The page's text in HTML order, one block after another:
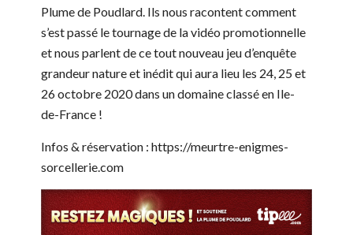
Plume de Poudlard. Ils nous racontent comment
s’est passé le tournage de la vidéo promotionnelle
et nous parlent de ce tout nouveau jeu d’enquête
grandeur nature et inédit qui aura lieu les 24, 25 et
26 octobre 2020 dans un domaine classé en Ile-
de-France !
Infos & réservation : https://meurtre-enigmes-
sorcellerie.com